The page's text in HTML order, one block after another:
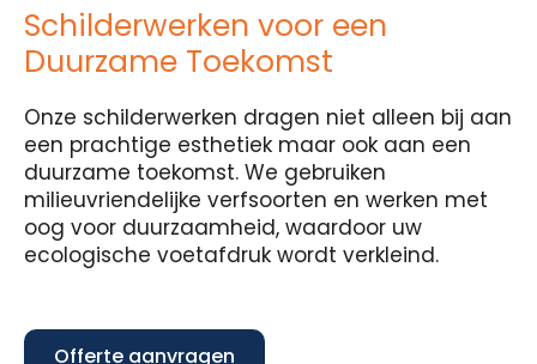
Schilderwerken voor een
Duurzame Toekomst
Onze schilderwerken dragen niet alleen bij aan
een prachtige esthetiek maar ook aan een
duurzame toekomst. We gebruiken
milieuvriendelijke verfsoorten en werken met
oog voor duurzaamheid, waardoor uw
ecologische voetafdruk wordt verkleind.
Offerte aanvragen